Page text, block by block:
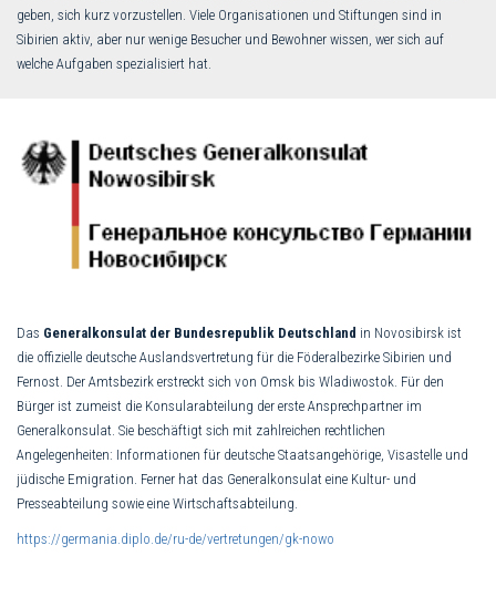
geben, sich kurz vorzustellen. Viele Organisationen und Stiftungen sind in
Sibirien aktiv, aber nur wenige Besucher und Bewohner wissen, wer sich auf
welche Aufgaben spezialisiert hat.
Das Generalkonsulat der Bundesrepublik Deutschland in Novosibirsk ist
die offizielle deutsche Auslandsvertretung für die Föderalbezirke Sibirien und
Fernost. Der Amtsbezirk erstreckt sich von Omsk bis Wladiwostok. Für den
Bürger ist zumeist die Konsularabteilung der erste Ansprechpartner im
Generalkonsulat. Sie beschäftigt sich mit zahlreichen rechtlichen
Angelegenheiten: Informationen für deutsche Staatsangehörige, Visastelle und
jüdische Emigration. Ferner hat das Generalkonsulat eine Kultur- und
Presseabteilung sowie eine Wirtschaftsabteilung.
https://germania.diplo.de/ru-de/vertretungen/gk-nowo